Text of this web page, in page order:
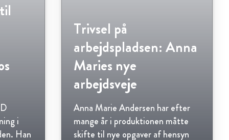
i
Han
Trivsel på
arbejdspladsen: Anna
Maries nye
arbejdsveje
Anna Marie Andersen har efter
mange år i produktionen måtte
skifte til nye opgaver af hensyn